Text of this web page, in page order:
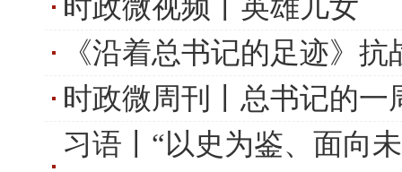
时政微视频丨英雄儿女
《沿着总书记的足迹》
时政微周刊丨总书记的
习语丨“以史为鉴、面向